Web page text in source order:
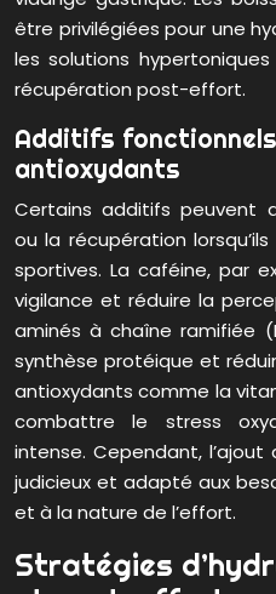
être privilégiées pour une
les solutions
récupération post-effort.
Additifs fonctionnels
antioxydants
Certains additifs peuvent
ou la récupération
sportives. La caféine, par
vigilance et réduire la
aminés à chaîne ramifiée
synthèse protéique et
antioxydants comme la
combattre le stress
intense. Cependant,
judicieux et adapté aux
et à la nature de l’effort.
Stratégies